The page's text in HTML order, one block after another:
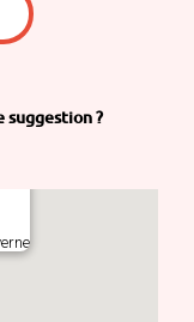
suggestion ?